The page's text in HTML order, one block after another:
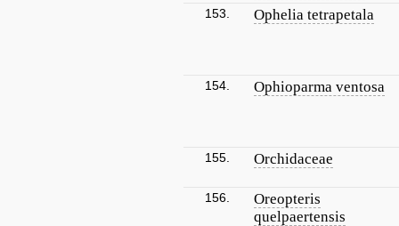
153. Ophelia tetrapetala
154. Ophioparma ventosa
155. Orchidaceae
156.
Oreopteris
quelpaertensis